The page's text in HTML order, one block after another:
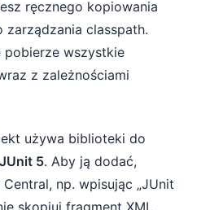
ręcznego kopiowania
zarządzania classpath.
pobierze wszystkie
z zależnościami
używa biblioteki do
JUnit 5. Aby ją dodać,
np. wpisując „JUnit
skopiuj fragment XML